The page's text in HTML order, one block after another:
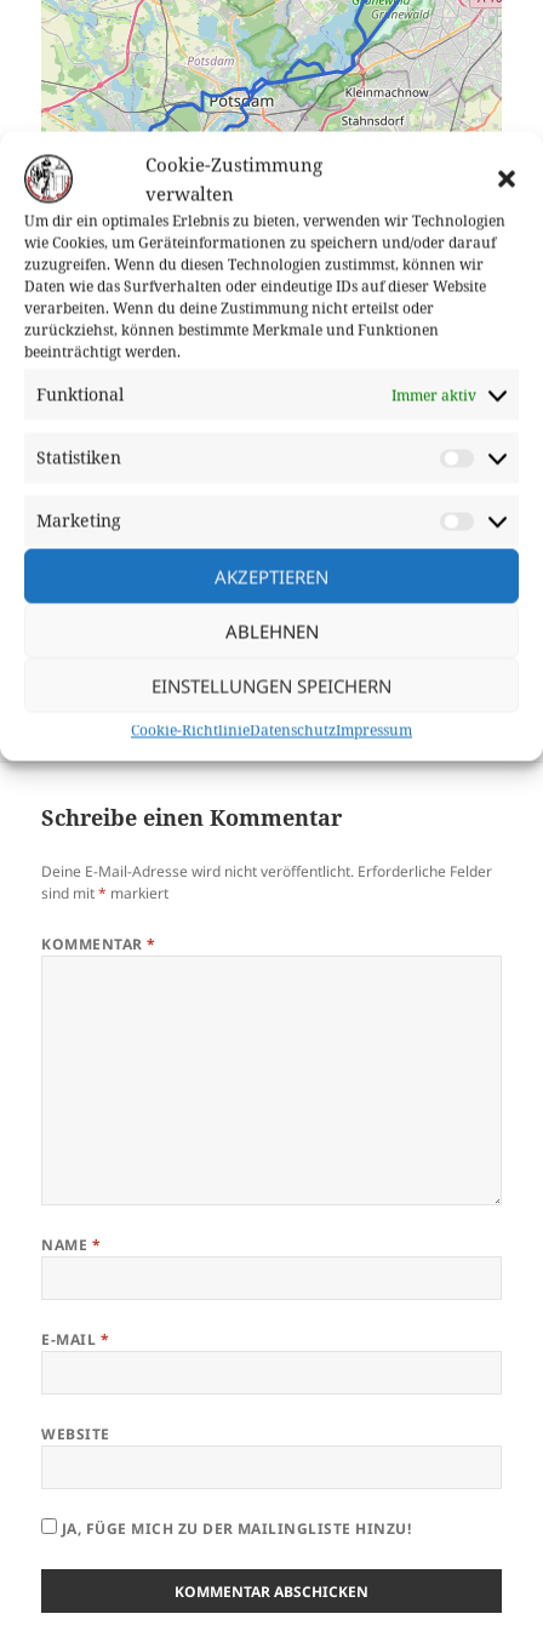
Cookie-Zustimmung
verwalten
Um dir ein optimales Erlebnis zu bieten, verwenden wir Technologien
wie Cookies, um Geräteinformationen zu speichern und/oder darauf
zuzugreifen. Wenn du diesen Technologien zustimmst, können wir
Daten wie das Surfverhalten oder eindeutige IDs auf dieser Website
verarbeiten. Wenn du deine Zustimmung nicht erteilst oder
zurückziehst, können bestimmte Merkmale und Funktionen
beeinträchtigt werden.
Funktional Immer aktiv
Statistiken
Marketing
AKZEPTIEREN
ABLEHNEN
EINSTELLUNGEN SPEICHERN
Cookie-RichtlinieDatenschutzImpressum
Leaflet| Data ©OpenStreetMapcontributors, Maps ©OpenStreetMap
contributors,CC-BY-SA
Richtung-Schwielowsee.gpx
Vollmondfahrt
Schreibe einen Kommentar
Deine E-Mail-Adresse wird nicht veröffentlicht. Erforderliche Felder
sind mit* markiert
KOMMENTAR*
NAME *
E-MAIL *
WEBSITE
JA, FÜGE MICH ZU DER MAILINGLISTE HINZU!